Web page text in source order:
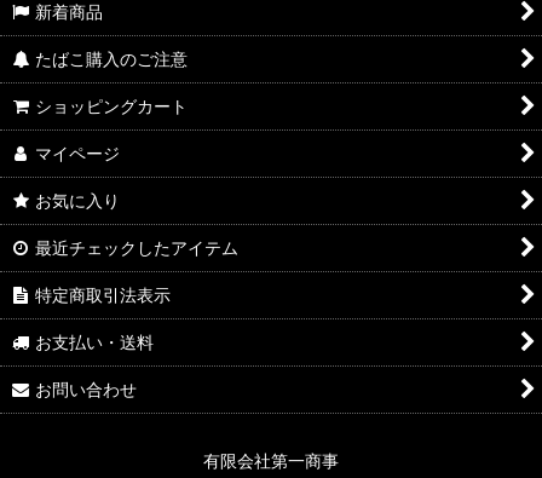
新着商品
たばこ購入のご注意
ショッピングカート
マイページ
お気に入り
最近チェックしたアイテム
特定商取引法表示
お支払い・送料
お問い合わせ
有限会社第一商事